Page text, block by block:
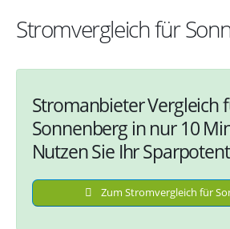
Stromvergleich für
Stromanbieter Vergleich
Sonnenberg in nur 10
Nutzen Sie Ihr
Zum Stromvergleich für